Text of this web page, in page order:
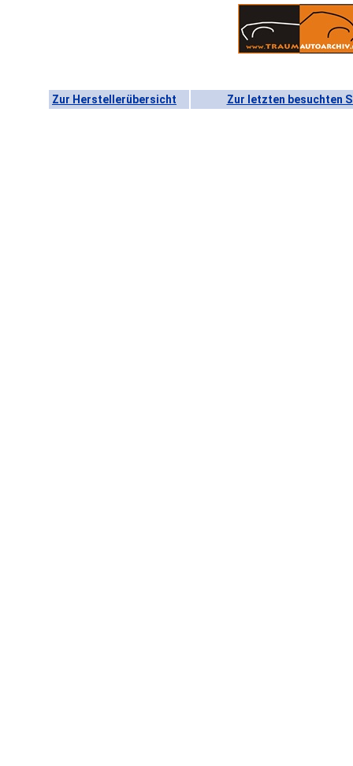
Zur Herstellerübersicht Zur letzten besuchten